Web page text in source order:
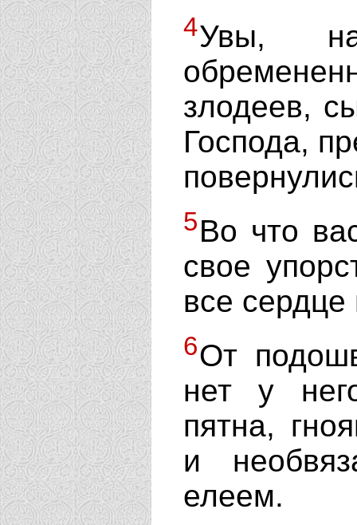
4Увы,
злодеев,
Господа,
5Во что
свое
все сердце
6От
нет у
пятна,
и
елеем.